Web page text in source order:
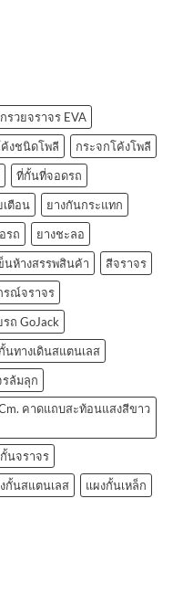
กรวยจราจร EVA
งชนิดโพลี
กระจกโค้งโพลี
ที่กั้นที่จอดรถ
เตือน
ยางกันกระแทก
รถ
ยางชะลอ
นห้างสรรพสินค้า
สีจราจร
รณ์จราจร
ถ GoJack
นทางเดินสแตนเลส
รล้มลุก
คาดแถบสะท้อนแสงสีขาว
นจราจร
กั้นสแตนเลส
แผงกั้นเหล็ก